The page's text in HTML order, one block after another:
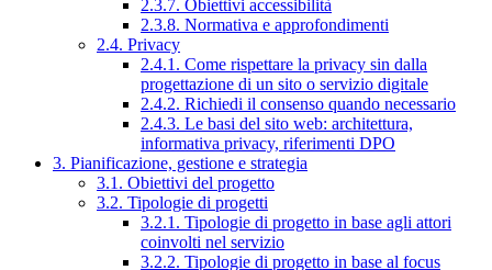
2.3.7. Obiettivi accessibilità
2.3.8. Normativa e approfondimenti
2.4. Privacy
2.4.1. Come rispettare la privacy sin dalla
progettazione di un sito o servizio digitale
2.4.2. Richiedi il consenso quando necessario
2.4.3. Le basi del sito web: architettura,
informativa privacy, riferimenti DPO
3. Pianificazione, gestione e strategia
3.1. Obiettivi del progetto
3.2. Tipologie di progetti
3.2.1. Tipologie di progetto in base agli attori
coinvolti nel servizio
3.2.2. Tipologie di progetto in base al focus